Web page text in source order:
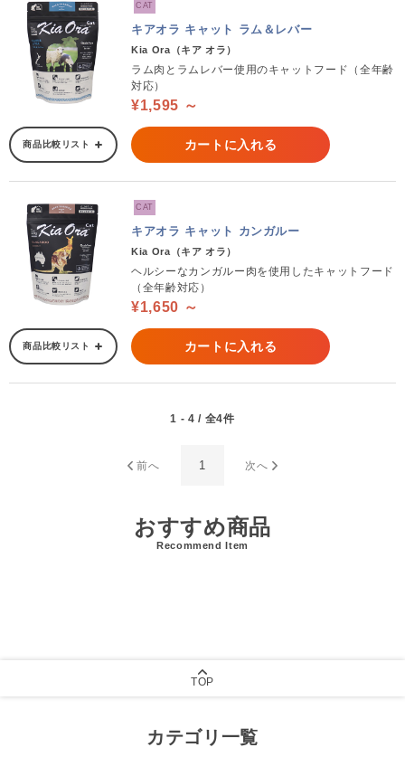
CAT
キアオラ キャット ラム＆レバー
Kia Ora（キア オラ）
ラム肉とラムレバー使用のキャットフード（全年齢
対応）
¥1,595 ～
商品比較リスト カートに入れる
CAT
キアオラ キャット カンガルー
Kia Ora（キア オラ）
ヘルシーなカンガルー肉を使用したキャットフード
（全年齢対応）
¥1,650 ～
商品比較リスト カートに入れる
1 - 4 / 全4件
前へ 1 次へ
おすすめ商品
Recommend Item
TOP
カテゴリ一覧